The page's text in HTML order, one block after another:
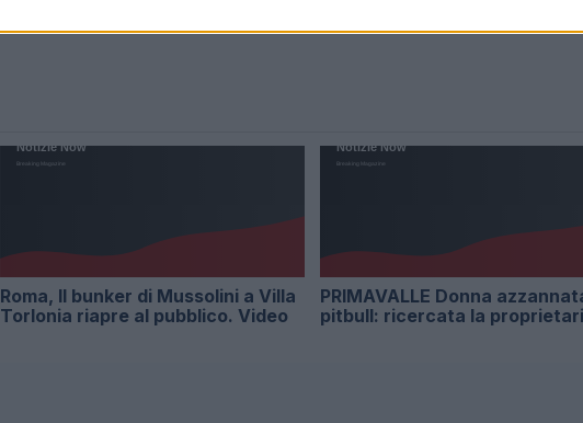
Roma, Il bunker di Mussolini a Villa
Torlonia riapre al pubblico. Video
PRIMAVALLE Donna
pitbull: ricercata la